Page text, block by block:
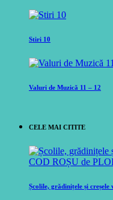
Stiri 10
Valuri de Muzică 11 – 12
CELE MAI CITITE
Școlile, grădinițele și